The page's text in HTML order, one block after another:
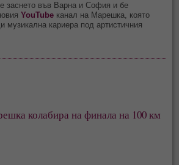
заснето във Варна и София и бе
YouTube канал на Марешка, която
музикална кариера под артистичния
колабира на финала на 100 км